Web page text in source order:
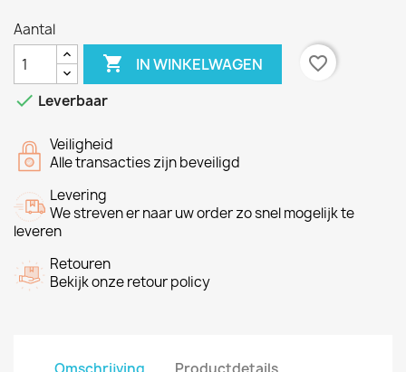
Aantal
 IN WINKELWAGEN
favorite_border
 Leverbaar
Veiligheid
Alle transacties zijn beveiligd
Levering
We streven er naar uw order zo snel mogelijk te
leveren
Retouren
Bekijk onze retour policy